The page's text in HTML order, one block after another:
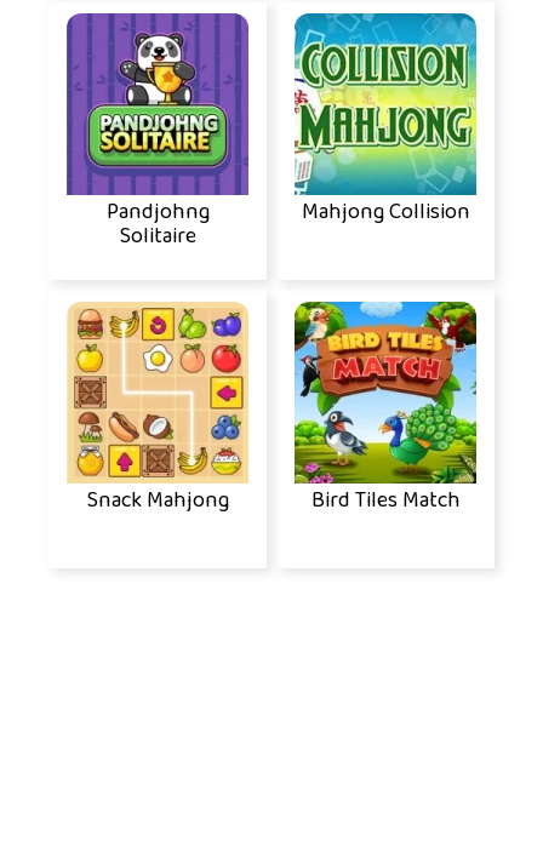
Pandjohng
Solitaire
Mahjong Collision
Snack Mahjong Bird Tiles Match